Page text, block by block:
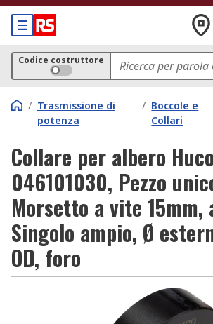
Codice costruttore
/ Trasmissione di
potenza
/ Boccole e
Collari
Collare per albero Huco
046101030, Pezzo
Morsetto a vite 15mm,
Singolo ampio, Ø
OD, foro